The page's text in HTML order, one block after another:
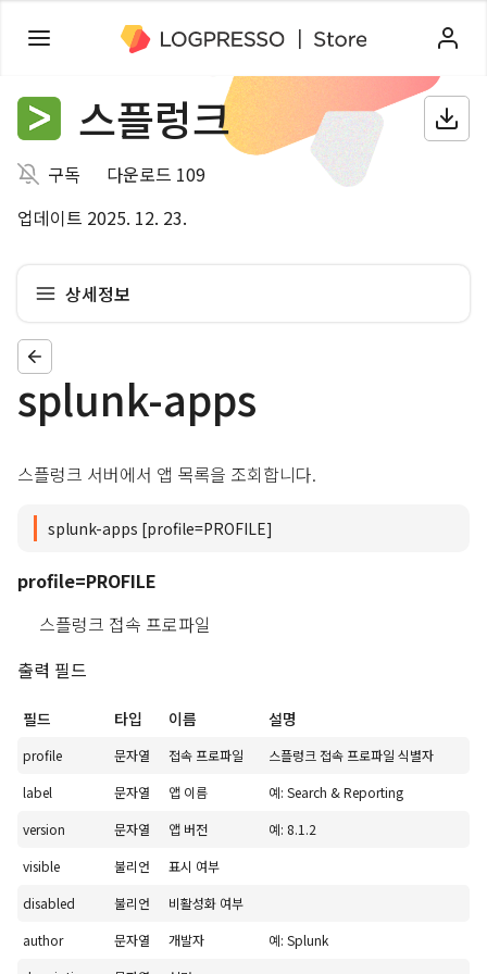
스플렁크
구독
다운로드 109
업데이트 2025. 12. 23.
상세정보
splunk-apps
스플렁크 서버에서 앱 목록을 조회합니다.
splunk-apps [profile=PROFILE]
profile=PROFILE
스플렁크 접속 프로파일
출력 필드
필드 타입 이름 설명
profile 문자열 접속 프로파일
스플렁크 접속 프로파일 식별자
label
문자열 앱 이름
예: Search & Reporting
version
문자열 앱 버전
예: 8.1.2
visible
불리언
표시 여부
disabled
불리언
비활성화 여부
author
문자열 개발자
예: Splunk